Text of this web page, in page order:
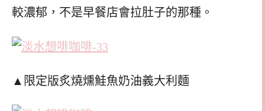
較濃郁，不是早餐店會拉肚子的那種。
▲限定版炙燒燻鮭魚奶油義大利麵